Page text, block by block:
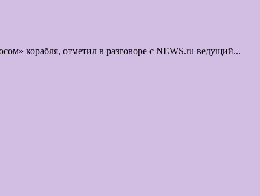
корабля, отметил в разговоре с NEWS.ru ведущий...